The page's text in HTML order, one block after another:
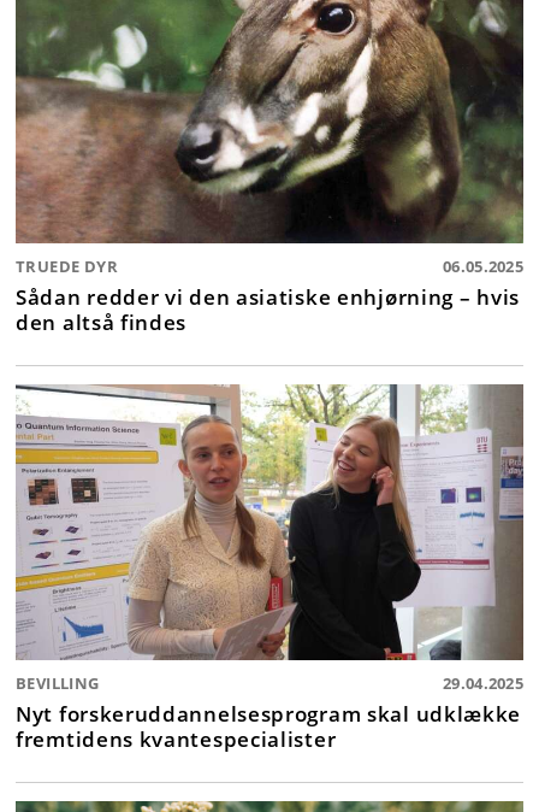
TRUEDE DYR 06.05.2025
Sådan redder vi den asiatiske enhjørning – hvis
den altså findes
BEVILLING 29.04.2025
Nyt forskeruddannelsesprogram skal udklække
fremtidens kvantespecialister